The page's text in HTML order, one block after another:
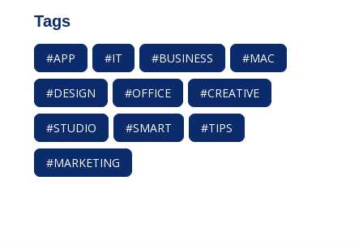
Tags
#APP #IT #BUSINESS #MAC
#DESIGN #OFFICE #CREATIVE
#STUDIO #SMART #TIPS
#MARKETING